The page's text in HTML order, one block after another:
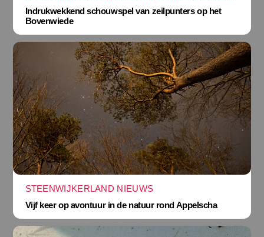
Indrukwekkend schouwspel van zeilpunters op het
Bovenwiede
STEENWIJKERLAND NIEUWS
Vijf keer op avontuur in de natuur rond Appelscha